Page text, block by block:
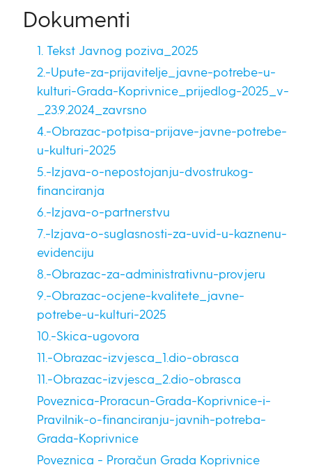
Dokumenti
1. Tekst Javnog poziva_2025
2.-Upute-za-prijavitelje_javne-potrebe-u-
kulturi-Grada-Koprivnice_prijedlog-2025_v-
_23.9.2024_zavrsno
4.-Obrazac-potpisa-prijave-javne-potrebe-
u-kulturi-2025
5.-Izjava-o-nepostojanju-dvostrukog-
financiranja
6.-Izjava-o-partnerstvu
7.-Izjava-o-suglasnosti-za-uvid-u-kaznenu-
evidenciju
8.-Obrazac-za-administrativnu-provjeru
9.-Obrazac-ocjene-kvalitete_javne-
potrebe-u-kulturi-2025
10.-Skica-ugovora
11.-Obrazac-izvjesca_1.dio-obrasca
11.-Obrazac-izvjesca_2.dio-obrasca
Poveznica-Proracun-Grada-Koprivnice-i-
Pravilnik-o-financiranju-javnih-potreba-
Grada-Koprivnice
Poveznica - Proračun Grada Koprivnice